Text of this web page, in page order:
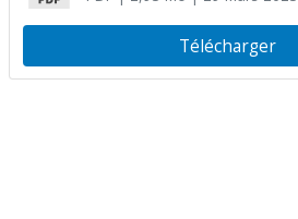
Télécharger